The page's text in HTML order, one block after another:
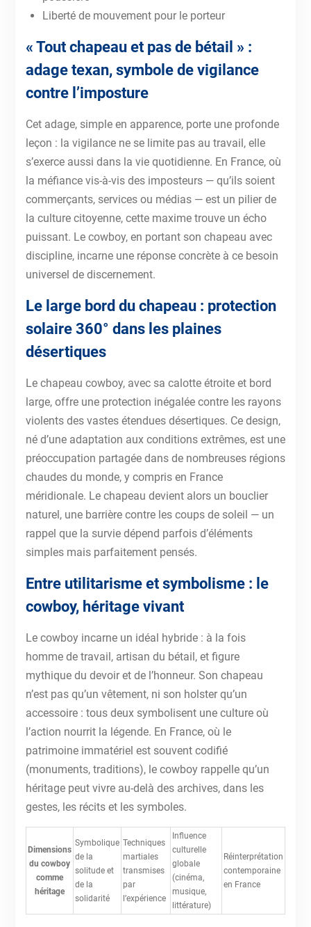
Liberté de mouvement pour le porteur
« Tout chapeau et pas de bétail » :
adage texan, symbole de vigilance
contre l’imposture
Cet adage, simple en apparence, porte une profonde
leçon : la vigilance ne se limite pas au travail, elle
s’exerce aussi dans la vie quotidienne. En France, où
la méfiance vis-à-vis des imposteurs — qu’ils soient
commerçants, services ou médias — est un pilier de
la culture citoyenne, cette maxime trouve un écho
puissant. Le cowboy, en portant son chapeau avec
discipline, incarne une réponse concrète à ce besoin
universel de discernement.
Le large bord du chapeau : protection
solaire 360° dans les plaines
désertiques
Le chapeau cowboy, avec sa calotte étroite et bord
large, offre une protection inégalée contre les rayons
violents des vastes étendues désertiques. Ce design,
né d’une adaptation aux conditions extrêmes, est une
préoccupation partagée dans de nombreuses régions
chaudes du monde, y compris en France
méridionale. Le chapeau devient alors un bouclier
naturel, une barrière contre les coups de soleil — un
rappel que la survie dépend parfois d’éléments
simples mais parfaitement pensés.
Entre utilitarisme et symbolisme : le
cowboy, héritage vivant
Le cowboy incarne un idéal hybride : à la fois
homme de travail, artisan du bétail, et figure
mythique du devoir et de l’honneur. Son chapeau
n’est pas qu’un vêtement, ni son holster qu’un
accessoire : tous deux symbolisent une culture où
l’action nourrit la légende. En France, où le
patrimoine immatériel est souvent codifié
(monuments, traditions), le cowboy rappelle qu’un
héritage peut vivre au-delà des archives, dans les
gestes, les récits et les symboles.
Dimensions
du cowboy
comme
héritage
Symbolique
de la
solitude et
de la
solidarité
Techniques
martiales
transmises
par
l’expérience
Influence
culturelle
globale
(cinéma,
musique,
littérature)
Réinterprétation
contemporaine
en France